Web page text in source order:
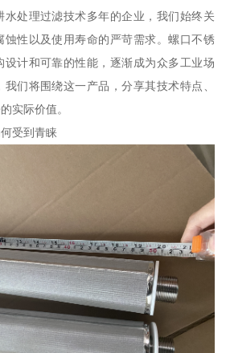
处理过滤技术多年的企业，我们始终关
性以及使用寿命的严苛需求。螺口不锈
计和可靠的性能，逐渐成为众多工业场
们将围绕这一产品，分享其技术特点、
实际价值。
受到青睐